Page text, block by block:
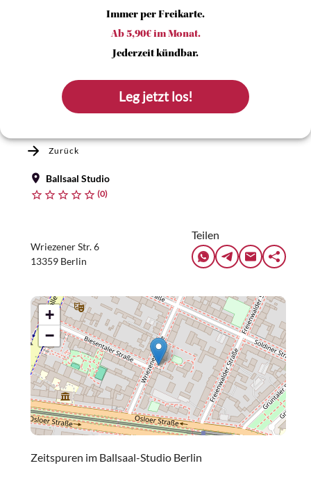
Immer per Freikarte.
Ab 5,90€ im Monat.
Jederzeit kündbar.
Leg jetzt los!
Zurück
Ballsaal Studio
(0)
Wriezener Str. 6
13359 Berlin
Teilen
+
−
Zeitspuren im Ballsaal-Studio Berlin